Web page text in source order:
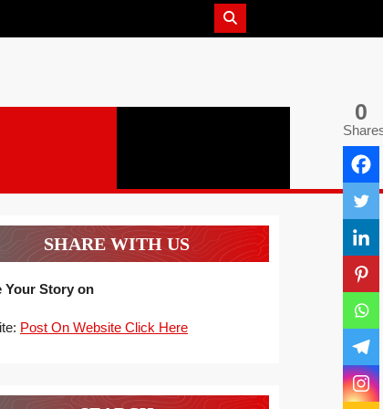
0
SHARE WITH US
Your Story on
Post On Website Click Here